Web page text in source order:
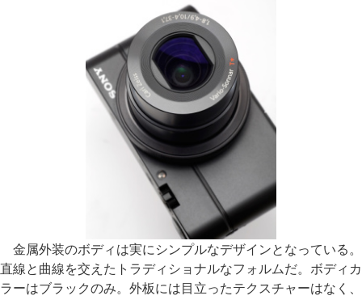
金属外装のボディは実にシンプルなデザインとなっている。
直線と曲線を交えたトラディショナルなフォルムだ。ボディカ
ラーはブラックのみ。外板には目立ったテクスチャーはなく、